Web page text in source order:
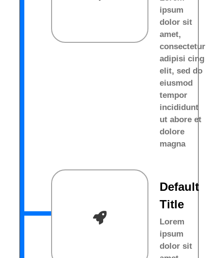
ipsum
dolor sit
amet,
consectetur
adipisi cing
elit, sed do
eiusmod
tempor
incididunt
ut abore et
dolore
magna
Default
Title
Lorem
ipsum
dolor sit